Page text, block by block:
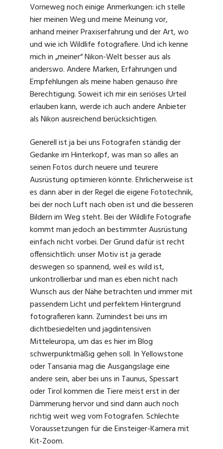
Vorneweg noch einige Anmerkungen: ich stelle
hier meinen Weg und meine Meinung vor,
anhand meiner Praxiserfahrung und der Art, wo
und wie ich Wildlife fotografiere. Und ich kenne
mich in „meiner“ Nikon-Welt besser aus als
anderswo. Andere Marken, Erfahrungen und
Empfehlungen als meine haben genauso ihre
Berechtigung. Soweit ich mir ein seriöses Urteil
erlauben kann, werde ich auch andere Anbieter
als Nikon ausreichend berücksichtigen.
Generell ist ja bei uns Fotografen ständig der
Gedanke im Hinterkopf, was man so alles an
seinen Fotos durch neuere und teurere
Ausrüstung optimieren könnte. Ehrlicherweise ist
es dann aber in der Regel die eigene Fototechnik,
bei der noch Luft nach oben ist und die besseren
Bildern im Weg steht. Bei der Wildlife Fotografie
kommt man jedoch an bestimmter Ausrüstung
einfach nicht vorbei. Der Grund dafür ist recht
offensichtlich: unser Motiv ist ja gerade
deswegen so spannend, weil es wild ist,
unkontrollierbar und man es eben nicht nach
Wunsch aus der Nähe betrachten und immer mit
passendem Licht und perfektem Hintergrund
fotografieren kann. Zumindest bei uns im
dichtbesiedelten und jagdintensiven
Mitteleuropa, um das es hier im Blog
schwerpunktmäßig gehen soll. In Yellowstone
oder Tansania mag die Ausgangslage eine
andere sein, aber bei uns in Taunus, Spessart
oder Tirol kommen die Tiere meist erst in der
Dämmerung hervor und sind dann auch noch
richtig weit weg vom Fotografen. Schlechte
Voraussetzungen für die Einsteiger-Kamera mit
Kit-Zoom.